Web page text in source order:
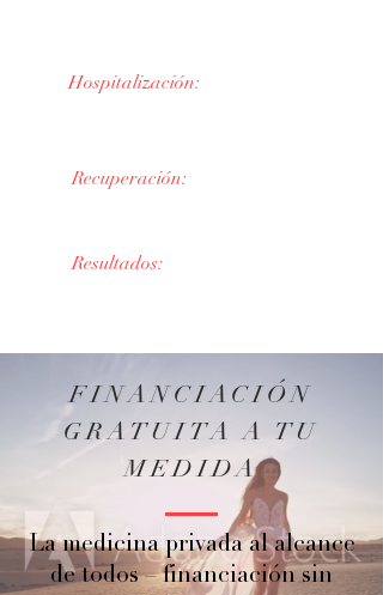
Hospitalización:
Recuperación:
Resultados:
FINANCIACIÓN
GRATUITA A TU
MEDIDA
La medicina privada al alcance
de todos – financiación sin